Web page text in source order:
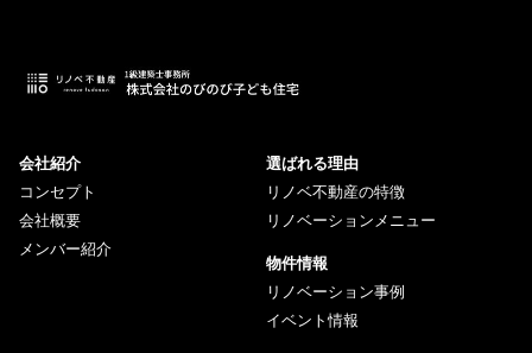
会社紹介
コンセプト
会社概要
メンバー紹介
選ばれる理由
リノベ不動産の特徴
リノベーションメニュー
物件情報
リノベーション事例
イベント情報